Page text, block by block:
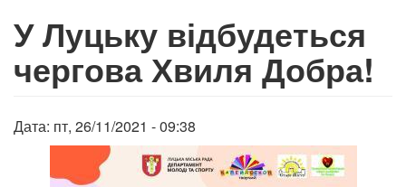
У Луцьку відбудеться
чергова Хвиля Добра!
Дата: пт, 26/11/2021 - 09:38